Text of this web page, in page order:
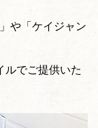
や「ケイジャン
ルでご提供いた